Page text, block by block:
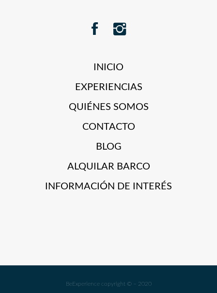
INICIO
EXPERIENCIAS
QUIÉNES SOMOS
CONTACTO
BLOG
ALQUILAR BARCO
INFORMACIÓN DE INTERÉS
BeExperience copyright © – 2020